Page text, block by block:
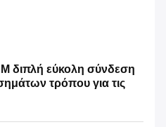
διπλή εύκολη σύνδεση
τρόπου για τις